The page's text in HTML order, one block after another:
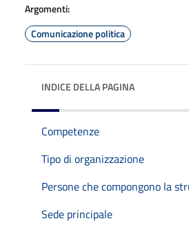
Argomenti:
Comunicazione politica
INDICE DELLA PAGINA
Competenze
Tipo di organizzazione
Persone che compongono la
Sede principale